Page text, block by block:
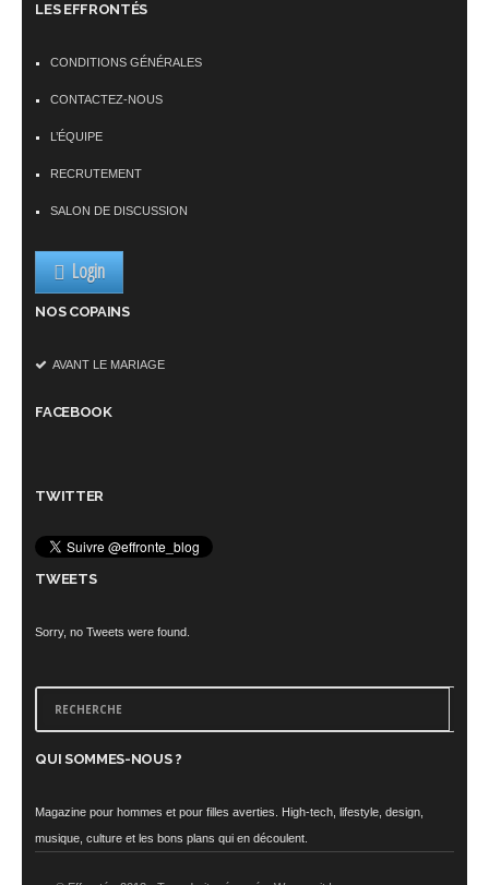
LES EFFRONTÉS
CONDITIONS GÉNÉRALES
CONTACTEZ-NOUS
L’ÉQUIPE
RECRUTEMENT
SALON DE DISCUSSION
Login
NOS COPAINS
AVANT LE MARIAGE
FACEBOOK
TWITTER
TWEETS
Sorry, no Tweets were found.
QUI SOMMES-NOUS ?
Magazine pour hommes et pour filles averties. High-tech, lifestyle, design,
musique, culture et les bons plans qui en découlent.